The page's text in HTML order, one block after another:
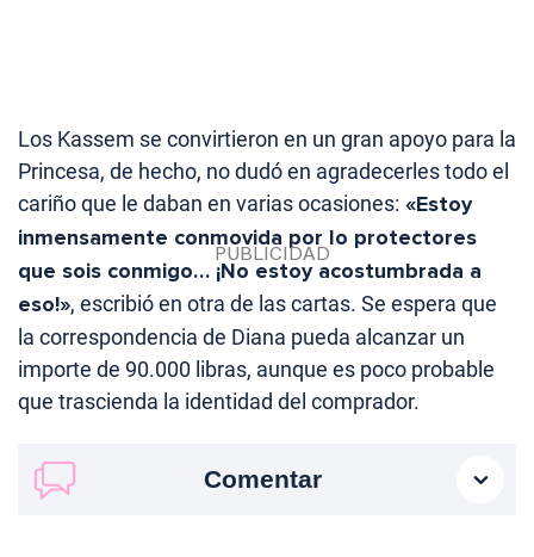
Los Kassem se convirtieron en un gran apoyo para la
Princesa, de hecho, no dudó en agradecerles todo el
cariño que le daban en varias ocasiones: «Estoy
inmensamente conmovida por lo protectores
que sois conmigo… ¡No estoy acostumbrada a
eso!», escribió en otra de las cartas. Se espera que
la correspondencia de Diana pueda alcanzar un
importe de 90.000 libras, aunque es poco probable
que trascienda la identidad del comprador.
Comentar